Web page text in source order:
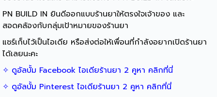
PN BUILD IN ยินดีออกแบบร้านยาให้ตรงใจเจ้าของ และ
สอดคล้องกับกลุ่มเป้าหมายของร้านยา
แชร์เก็บไว้เป็นไอเดีย หรือส่งต่อให้เพื่อนที่กำลังอยากเปิดร้านยา
ได้เลยนะคะ
✧ ดูอัลบั้ม Facebook ไอเดียร้านยา 2 คูหา คลิกที่นี่
✧ ดูอัลบั้ม Pinterest ไอเดียร้านยา 2 คูหา คลิกที่นี่